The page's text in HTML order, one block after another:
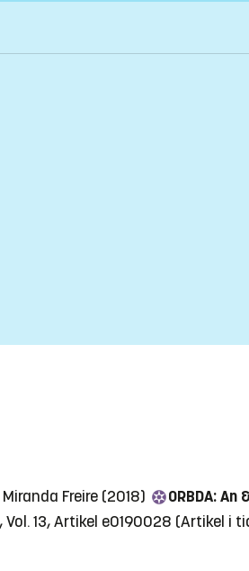
Freire (2018)
ORBDA:
Vol. 13, Artikel e0190028 (Artikel i